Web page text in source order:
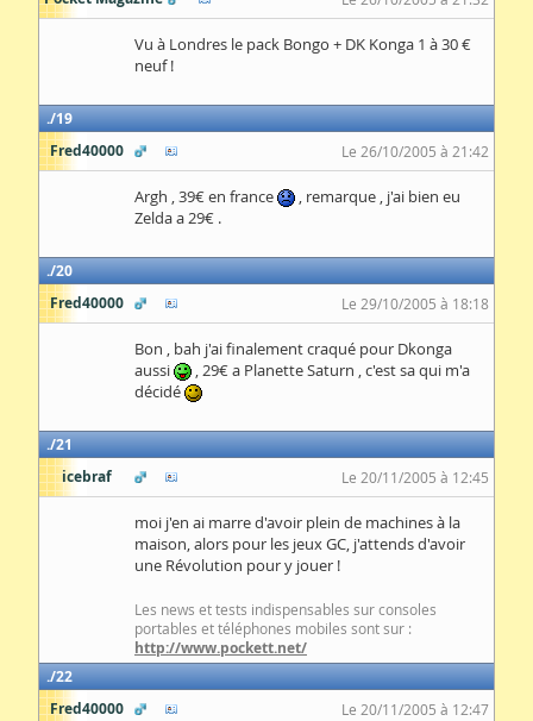
Vu à Londres le pack Bongo + DK Konga 1 à 30 €
neuf !
19
Fred40000
Le 26/10/2005 à 21:42
Argh , 39€ en france
, remarque , j'ai bien eu
Zelda a 29€ .
20
Fred40000
Le 29/10/2005 à 18:18
Bon , bah j'ai finalement craqué pour Dkonga
aussi
, 29€ a Planette Saturn , c'est sa qui m'a
décidé
21
icebraf
Le 20/11/2005 à 12:45
moi j'en ai marre d'avoir plein de machines à la
maison, alors pour les jeux GC, j'attends d'avoir
une Révolution pour y jouer !
Les news et tests indispensables sur consoles
portables et téléphones mobiles sont sur :
http://www.pockett.net/
22
Fred40000
Le 20/11/2005 à 12:47